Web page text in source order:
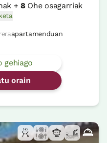
+8Ohe osagarriak
apartamenduan
gehiago
orain